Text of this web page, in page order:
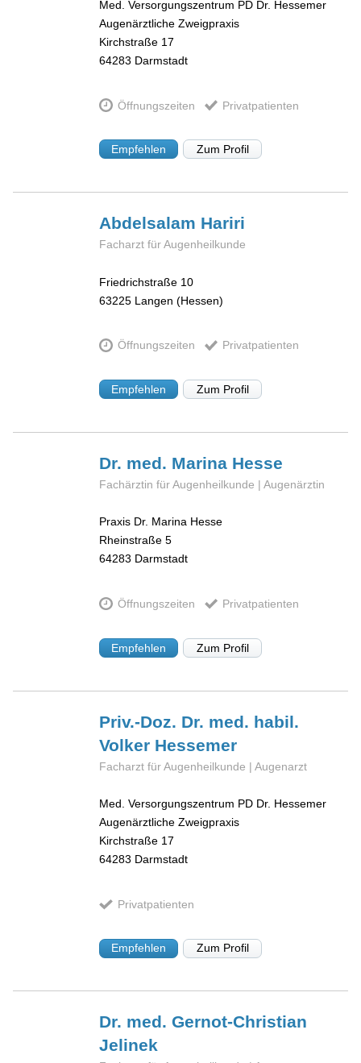
Med. Versorgungszentrum PD Dr. Hessemer
Augenärztliche Zweigpraxis
Kirchstraße 17
64283 Darmstadt
Öffnungszeiten Privatpatienten
Empfehlen Zum Profil
Abdelsalam Hariri
Facharzt für Augenheilkunde
Friedrichstraße 10
63225 Langen (Hessen)
Öffnungszeiten Privatpatienten
Empfehlen Zum Profil
Dr. med. Marina Hesse
Fachärztin für Augenheilkunde | Augenärztin
Praxis Dr. Marina Hesse
Rheinstraße 5
64283 Darmstadt
Öffnungszeiten Privatpatienten
Empfehlen Zum Profil
Priv.-Doz. Dr. med. habil.
Volker Hessemer
Facharzt für Augenheilkunde | Augenarzt
Med. Versorgungszentrum PD Dr. Hessemer
Augenärztliche Zweigpraxis
Kirchstraße 17
64283 Darmstadt
Privatpatienten
Empfehlen Zum Profil
Dr. med. Gernot-Christian
Jelinek